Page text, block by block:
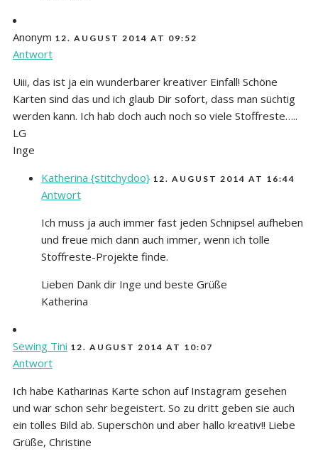
Anonym 12. AUGUST 2014 AT 09:52
Antwort
Uiii, das ist ja ein wunderbarer kreativer Einfall! Schöne
Karten sind das und ich glaub Dir sofort, dass man süchtig
werden kann. Ich hab doch auch noch so viele Stoffreste…..
LG
Inge
Katherina {stitchydoo} 12. AUGUST 2014 AT 16:44
Antwort
Ich muss ja auch immer fast jeden Schnipsel aufheben
und freue mich dann auch immer, wenn ich tolle
Stoffreste-Projekte finde.
Lieben Dank dir Inge und beste Grüße
Katherina
Sewing Tini 12. AUGUST 2014 AT 10:07
Antwort
Ich habe Katharinas Karte schon auf Instagram gesehen
und war schon sehr begeistert. So zu dritt geben sie auch
ein tolles Bild ab. Superschön und aber hallo kreativ!! Liebe
Grüße, Christine